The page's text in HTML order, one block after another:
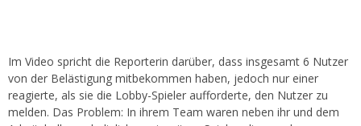
Im Video spricht die Reporterin darüber, dass insgesamt 6 Nutzer
von der Belästigung mitbekommen haben, jedoch nur einer
reagierte, als sie die Lobby-Spieler aufforderte, den Nutzer zu
melden. Das Problem: In ihrem Team waren neben ihr und dem